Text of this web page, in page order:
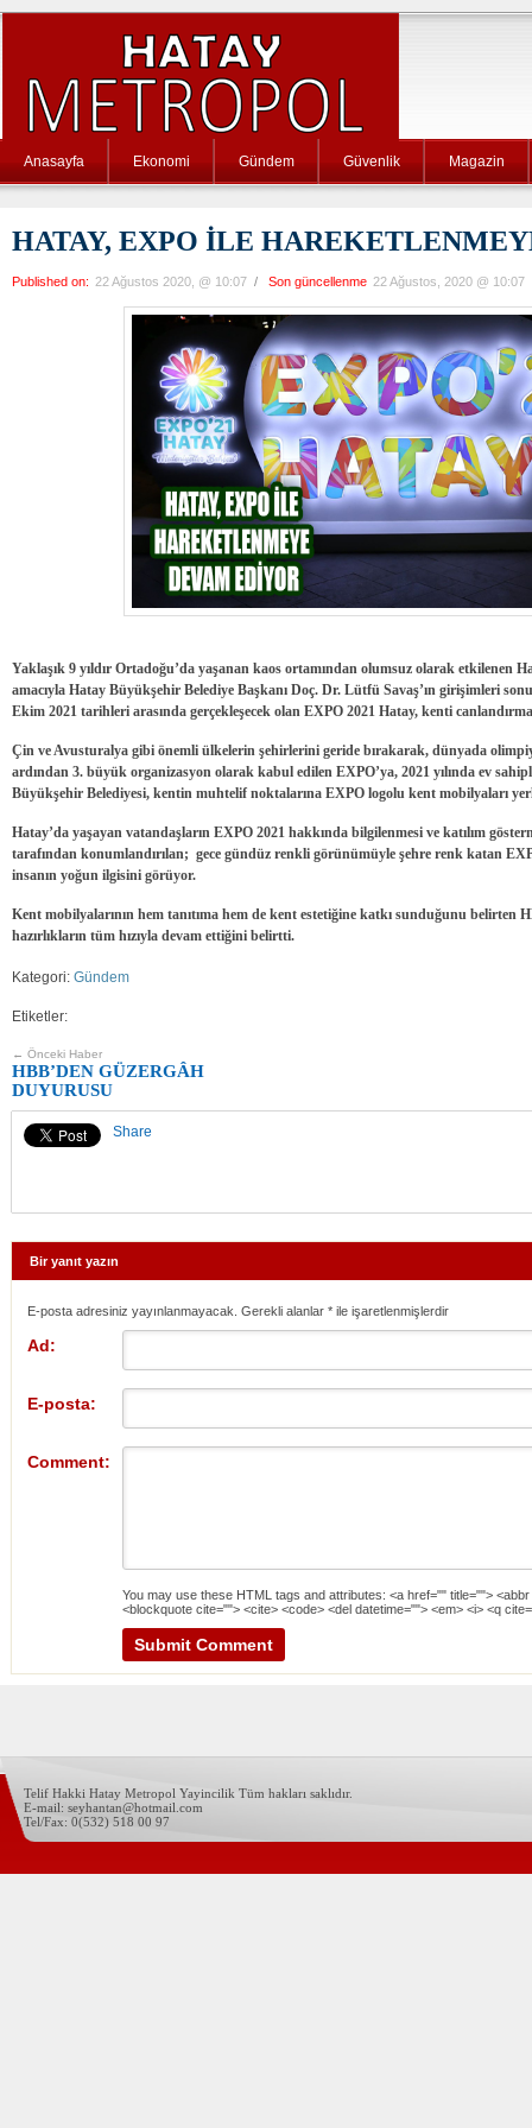
Anasayfa Ekonomi Gündem Güvenlik Magazin
HATAY, EXPO İLE
Published on: 22 Ağustos 2020, @ 10:07 / Son güncellenme 22 Ağustos, 2020 @ 10:07
Yaklaşık 9 yıldır Ortadoğu’da yaşanan kaos ortamından olumsuz olarak etkilenen
amacıyla Hatay Büyükşehir Belediye Başkanı Doç. Dr. Lütfü Savaş’ın girişimleri
Ekim 2021 tarihleri arasında gerçekleşecek olan EXPO 2021 Hatay, kenti
Çin ve Avusturalya gibi önemli ülkelerin şehirlerini geride bırakarak, dünyada
ardından 3. büyük organizasyon olarak kabul edilen EXPO’ya, 2021 yılında ev
Büyükşehir Belediyesi, kentin muhtelif noktalarına EXPO logolu kent mobilyaları
Hatay’da yaşayan vatandaşların EXPO 2021 hakkında bilgilenmesi ve katılım
tarafından konumlandırılan; gece gündüz renkli görünümüyle şehre renk katan
insanın yoğun ilgisini görüyor.
Kent mobilyalarının hem tanıtıma hem de kent estetiğine katkı sunduğunu belirten
hazırlıkların tüm hızıyla devam ettiğini belirtti.
Kategori: Gündem
Etiketler:
← Önceki Haber
HBB’DEN GÜZERGÂH
DUYURUSU
Share
Bir yanıt yazın
E-posta adresiniz yayınlanmayacak. Gerekli alanlar * ile işaretlenmişlerdir
Ad:
E-posta:
Comment:
You may use these HTML tags and attributes: <a href="" title="">
<blockquote cite=""> <cite> <code> <del datetime=""> <em> <i> <q
Telif Hakki Hatay Metropol Yayincilik Tüm hakları saklıdır.
E-mail: seyhantan@hotmail.com
Tel/Fax: 0(532) 518 00 97